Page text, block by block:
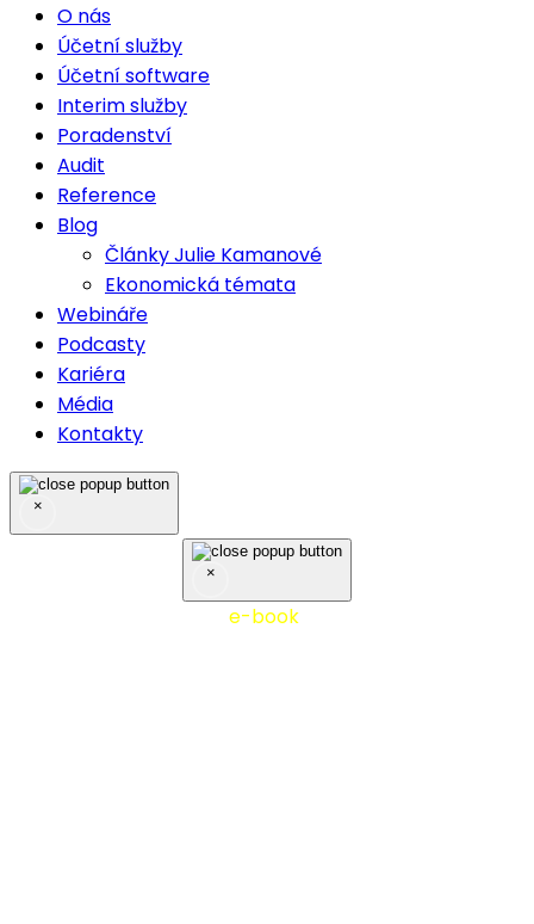
O nás
Účetní služby
Účetní software
Interim služby
Poradenství
Audit
Reference
Blog
Články Julie Kamanové
Ekonomická témata
Webináře
Podcasty
Kariéra
Média
Kontakty
×
×
e-book